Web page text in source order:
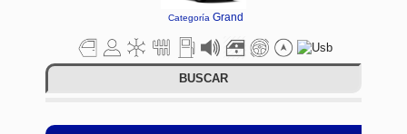
Categoría Grand
BUSCAR